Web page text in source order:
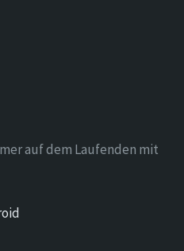
auf dem Laufenden mit